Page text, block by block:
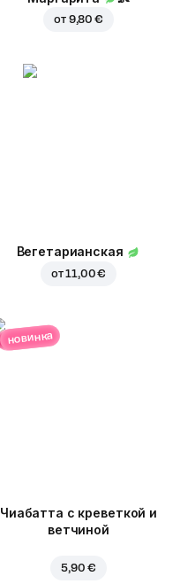
от 9,80 €
Вегетарианская
от11,00 €
новинка
Чиабатта с креветкой и
ветчиной
5,90 €